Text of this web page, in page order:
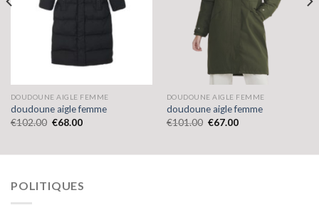
DOUDOUNE AIGLE FEMME
doudoune aigle femme
€102.00 €68.00
DOUDOUNE AIGLE FEMME
doudoune aigle femme
€101.00 €67.00
POLITIQUES